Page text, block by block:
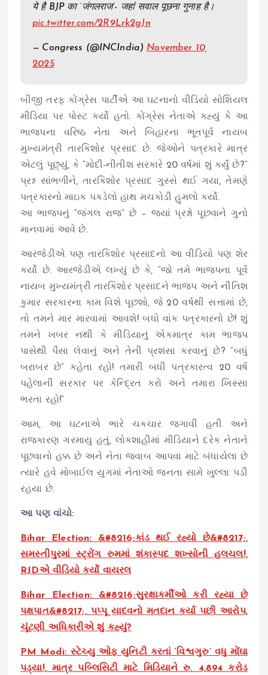
ये है BJP का ‘जंगलराज’- जहां सवाल पूछना गुनाह है।
pic.twitter.com/2R9Lrk2gJn
— Congress (@INCIndia) November 10,
2025
બીજી તરફ કોંગ્રેસ પાર્ટીએ આ ઘટનાનો વીડિયો સોશિયલ
મીડિયા પર પોસ્ટ કર્યો હતો. કોંગ્રેસ નેતાએ કહ્યું કે આ
ભાજપના વરિષ્ઠ નેતા અને બિહારના ભૂતપૂર્વ નાયબ
મુખ્યમંત્રી તારકિશોર પ્રસાદ છે. જેઓને પત્રકારે માત્ર
એટલું પૂછ્યું, કે “મોદી-નીતીશ સરકારે 20 વર્ષમાં શું કર્યું છે?”
પ્રશ્ન સાંભળીને, તારકિશોર પ્રસાદ ગુસ્સે થઈ ગયા, તેમણે
પત્રકારનો માઇક પકડેલો હાથ મચકોડી હુમલો કર્યો.
આ ભાજપનું “જંગલ રાજ” છે – જ્યાં પ્રશ્નો પૂછવાને ગુનો
માનવામાં આવે છે.
આરજેડીએ પણ તારકિશોર પ્રસાદનો આ વીડિયો પણ શેર
કર્યો છે. આરજેડીએ લખ્યું છે કે, “જો તમે ભાજપના પૂર્વ
નાયબ મુખ્યમંત્રી તારકિશોર પ્રસાદને ભાજપ અને નીતિશ
કુમાર સરકારના કામ વિશે પૂછશો, જે 20 વર્ષથી સત્તામાં છે,
તો તમને માર મારવામાં આવશે! બધો વાંક પત્રકારનો છે! શું
તમને ખબર નથી કે મીડિયાનું એકમાત્ર કામ ભાજપ
પાસેથી પૈસા લેવાનું અને તેની પ્રશંસા કરવાનું છે? “બધું
બરાબર છે” કહેતા રહો! તમારી બધી પત્રકારત્વ 20 વર્ષ
પહેલાની સરકાર પર કેન્દ્રિત કરો અને તમારા ખિસ્સા
ભરતા રહો!”
આમ, આ ઘટનાએ ભારે ચકચાર જગાવી હતી અને
રાજકારણ ગરમાયુ હતું, લોકશાહીમાં મીડિયાને દરેક નેતાને
પૂછવાનો હક્ક છે અને નેતા જવાબ આપવા માટે બંધાયેલા છે
ત્યારે હવે મોબાઈલ યુગમાં નેતાઓ જનતા સામે ખુલ્લા પડી
રહયા છે.
આ પણ વાંચો:
Bihar Election: &#8216;કાંડ થઈ રહ્યો છે&#8217;,
સમસ્તીપુરમાં સ્ટ્રોંગ રુમમાં શંકાસ્પદ શખ્સોની હલચલ!,
RJDએ વીડિયો કર્યો વાયરલ
Bihar Election: &#8216;સુરક્ષાકર્મીઓ કરી રહ્યા છે
પક્ષપાત&#8217;, પપ્પૂ યાદવનો મતદાન કર્યા પછી આરોપ,
ચૂંટણી અધિકારીએ શું કહ્યું?
PM Modi: સ્ટેચ્યુ ઓફ યુનિટી કરતાં ‘વિશ્વગુરુ’ વધુ મોંઘા
પડ્યા!, માત્ર પબ્લિસિટી માટે મિડિયાને રુ. 4,894 કરોડ